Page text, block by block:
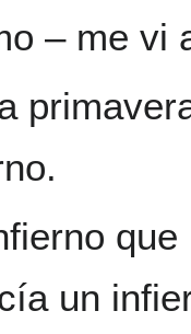
– me vi
un